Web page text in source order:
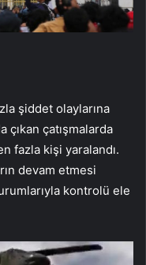
şiddet olaylarına
çatışmalarda
fazla kişi yaralandı.
devam etmesi
kontrolü ele